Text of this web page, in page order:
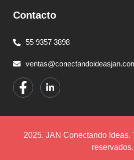
Contacto
55 9357 3898
2025. JAN Conectando Ideas.
reservados.